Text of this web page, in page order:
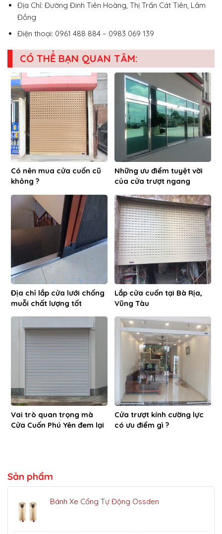
Địa Chỉ: Đường Đinh Tiên Hoàng, Thị Trấn Cát Tiên, Lâm
Đồng
Điện thoại: 0961 488 884 – 0983 069 139
CÓ THỂ BẠN QUAN TÂM:
Có nên mua cửa cuốn cũ
không ?
Những ưu điểm tuyệt vời
của cửa trượt ngang
Địa chỉ lắp cửa lưới chống
muỗi chất lượng tốt
Lắp cửa cuốn tại Bà Rịa,
Vũng Tàu
Vai trò quan trọng mà
Cửa Cuốn Phú Yên đem lại
Cửa trượt kính cường lực
có ưu điểm gì ?
Sản phẩm
Bánh Xe Cổng Tự Động Ossden